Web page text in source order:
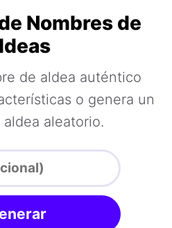
Nombres de
de aldea auténtico
o genera un
aleatorio.